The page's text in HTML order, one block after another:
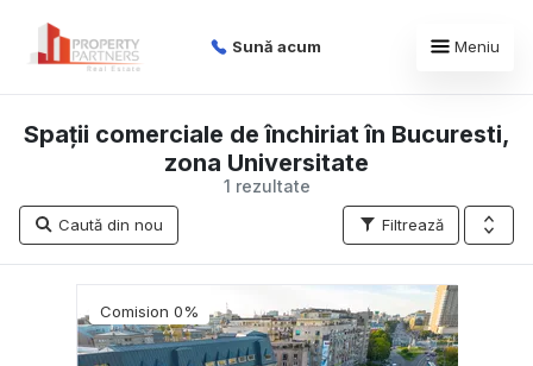
Sună acum Meniu
1 rezultate
Spații comerciale de închiriat în Bucuresti,
zona Universitate
Filtrează
Caută din nou
Comision 0%